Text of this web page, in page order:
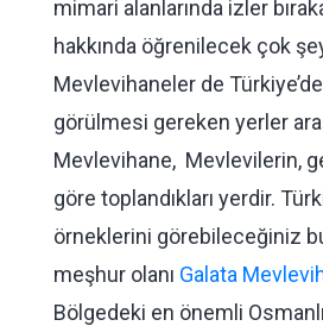
mimari alanlarında izler
hakkında öğrenilecek çok
Mevlevihaneler de
görülmesi gereken yerler
Mevlevihane, Mevlevilerin,
göre toplandıkları yerdir.
örneklerini görebileceğiniz
meşhur olanı Galata
Bölgedeki en önemli